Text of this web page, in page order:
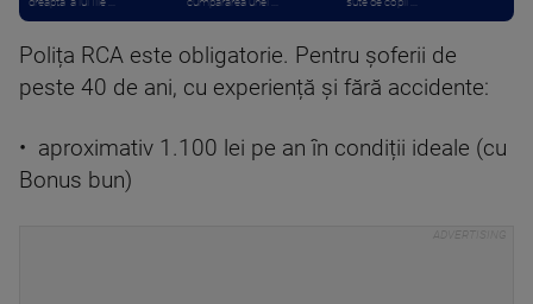
Polița RCA este obligatorie. Pentru șoferii de
peste 40 de ani, cu experiență și fără accidente:
• aproximativ 1.100 lei pe an în condiții ideale (cu
Bonus bun)